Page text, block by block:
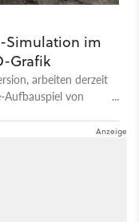
Simulation im
Grafik
arbeiten derzeit
Aufbauspiel von